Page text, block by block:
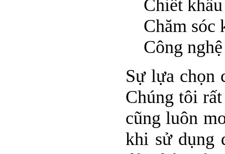
Chiết khấu
Chăm sóc
Công nghệ
Sự lựa chọn
Chúng tôi
cũng luôn
khi sử dụng